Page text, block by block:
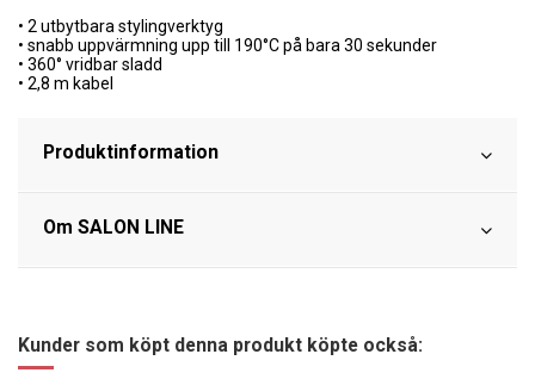
• 2 utbytbara stylingverktyg
• snabb uppvärmning upp till 190°C på bara 30 sekunder
• 360° vridbar sladd
• 2,8 m kabel
Produktinformation
Om SALON LINE
Kunder som köpt denna produkt köpte också: